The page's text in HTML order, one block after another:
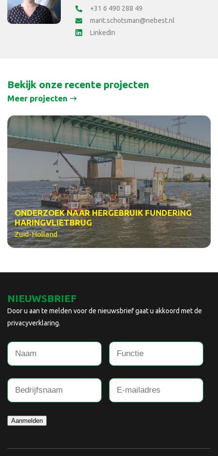
+31 6 490 288 49
marit.schotsman@nebest.nl
LinkedIn
Bekijk onze recente projecten
Meer projecten
ONDERZOEK NAAR HERGEBRUIK FUNDERING
HARINGVLIETBRUG
Zuid-Holland
NIEUWSBRIEF
Door u aan te melden voor de nieuwsbrief gaat u akkoord met de
privacyverklaring.
Aanmelden